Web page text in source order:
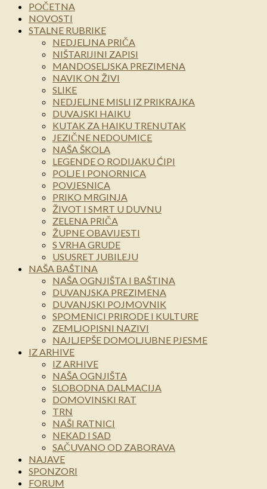
POČETNA
NOVOSTI
STALNE RUBRIKE
NEDJELJNA PRIČA
NIŠTARIJINI ZAPISI
MANDOSELJSKA PREZIMENA
NAVIK ON ŽIVI
SLIKE
NEDJELJNE MISLI IZ PRIKRAJKA
DUVAJSKI HAIKU
KUTAK ZA HAIKU TRENUTAK
JEZIČNE NEDOUMICE
NAŠA ŠKOLA
LEGENDE O RODIJAKU ĆIPI
POLJE I PONORNICA
POVJESNICA
PRIKO MRGINJA
ŽIVOT I SMRT U DUVNU
ZELENA PRIČA
ŽUPNE OBAVIJESTI
S VRHA GRUDE
USUSRET JUBILEJU
NAŠA BAŠTINA
NAŠA OGNJIŠTA I BAŠTINA
DUVANJSKA PREZIMENA
DUVANJSKI POJMOVNIK
SPOMENICI PRIRODE I KULTURE
ZEMLJOPISNI NAZIVI
NAJLJEPŠE DOMOLJUBNE PJESME
IZ ARHIVE
IZ ARHIVE
NAŠA OGNJIŠTA
SLOBODNA DALMACIJA
DOMOVINSKI RAT
TRN
NAŠI RATNICI
NEKAD I SAD
SAČUVANO OD ZABORAVA
NAJAVE
SPONZORI
FORUM